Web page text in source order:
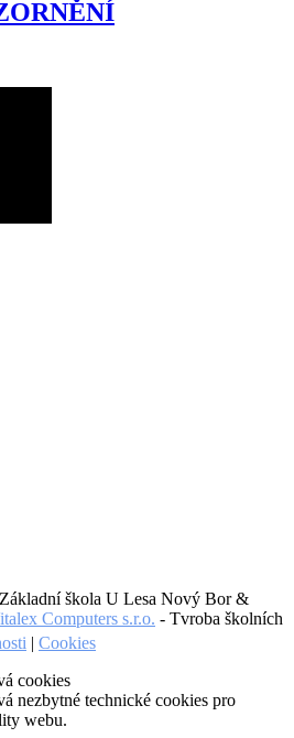
škola U Lesa Nový Bor &
Computers s.r.o. - Tvroba školních
| Cookies
cookies
nezbytné technické cookies pro
webu.